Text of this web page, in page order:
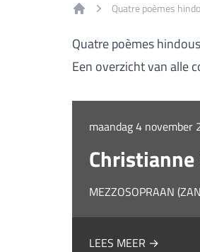
Quatre poèmes
Quatre poèmes hindous
Een overzicht van alle
maandag 4 november
MEZZOSOPRAAN
LEES MEER →